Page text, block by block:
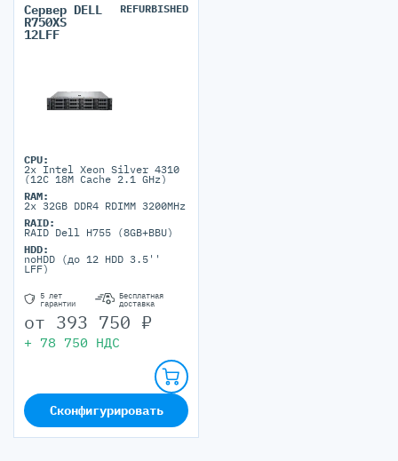
Сервер DELL
R750XS
12LFF
REFURBISHED
CPU:
2x Intel Xeon Silver 4310
(12C 18M Cache 2.1 GHz)
RAM:
2x 32GB DDR4 RDIMM 3200MHz
RAID:
RAID Dell H755 (8GB+BBU)
HDD:
noHDD (до 12 HDD 3.5''
LFF)
5 лет
гарантии
Бесплатная
доставка
от 393 750 ₽
+ 78 750 НДС
Сконфигурировать